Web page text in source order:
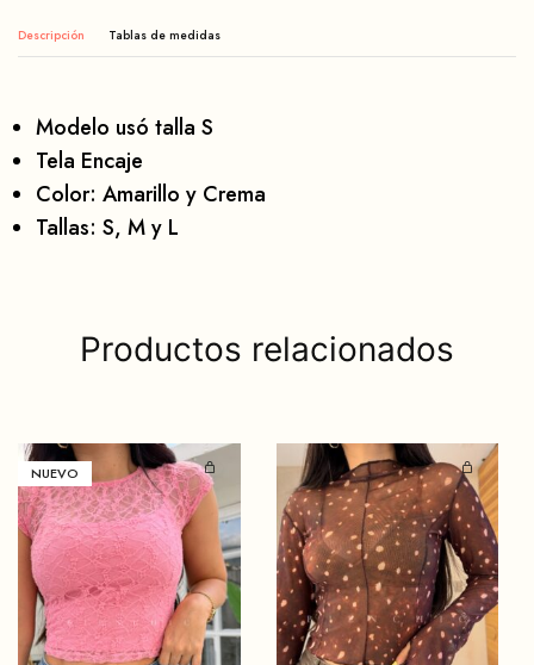
Descripción
Modelo usó talla S
Tela Encaje
Color: Amarillo y Crema
Tallas: S, M y L
Productos relacionados
NUEVO